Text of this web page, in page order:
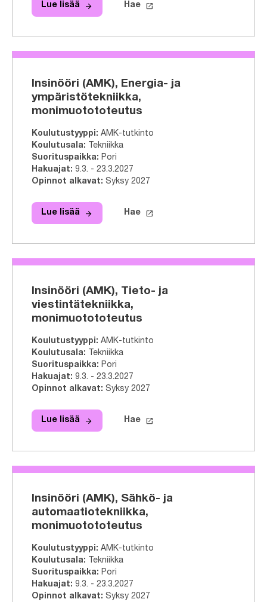
Lue lisää Insinööri (AMK),
Lue lisää arrow_forward
Hae tähän tutkinto-
Hae launch
Insinööri (AMK), Energia- ja
ympäristötekniikka,
monimuotototeutus
Koulutustyyppi: AMK-tutkinto
Koulutusala:
Tekniikka
Suorituspaikka: Pori
Hakuajat: 9.3. - 23.3.2027
Opinnot alkavat: Syksy 2027
Lue lisää Insinööri (AMK), Energia- ja
Lue lisää arrow_forward
Hae tähän tutkinto-
Hae launch
Insinööri (AMK), Tieto- ja
viestintätekniikka,
monimuotototeutus
Koulutustyyppi: AMK-tutkinto
Koulutusala:
Tekniikka
Suorituspaikka: Pori
Hakuajat: 9.3. - 23.3.2027
Opinnot alkavat: Syksy 2027
Lue lisää Insinööri (AMK), Tieto- ja
Lue lisää arrow_forward
Hae tähän tutkinto-
Hae launch
Insinööri (AMK), Sähkö- ja
automaatiotekniikka,
monimuotototeutus
Koulutustyyppi: AMK-tutkinto
Koulutusala:
Tekniikka
Suorituspaikka: Pori
Hakuajat: 9.3. - 23.3.2027
Opinnot alkavat: Syksy 2027